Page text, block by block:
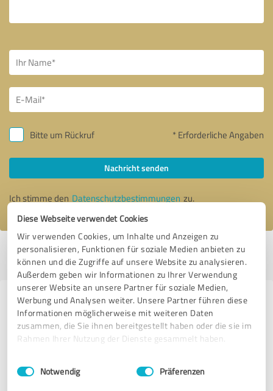
Diese Webseite verwendet Cookies
Wir verwenden Cookies, um Inhalte und Anzeigen zu
personalisieren, Funktionen für soziale Medien anbieten zu
können und die Zugriffe auf unsere Website zu analysieren.
Außerdem geben wir Informationen zu Ihrer Verwendung
unserer Website an unsere Partner für soziale Medien,
Werbung und Analysen weiter. Unsere Partner führen diese
Informationen möglicherweise mit weiteren Daten
zusammen, die Sie ihnen bereitgestellt haben oder die sie im
Rahmen Ihrer Nutzung der Dienste gesammelt haben.
Impressum Datenschutzbestimmungen
Einwilligungsauswahl
Notwendig Präferenzen
Bitte um Rückruf * Erforderliche Angaben
Nachricht senden
Ich stimme den Datenschutzbestimmungen zu.
Profil aktiv seit 10.03.2020 |Letzte Aktualisierung: 28.07.2026|Profil
melden
Erfahrungen zu weiteren
Anbietern aus dem Bereich
Weiterbildung
Felix Beilharz